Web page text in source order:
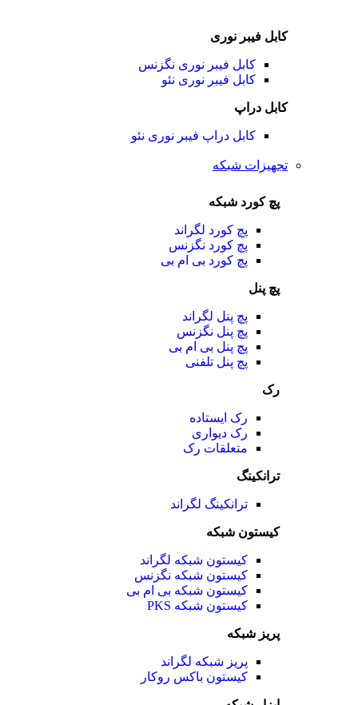
کابل فیبر نوری
کابل فیبر نوری نگزنس
کابل فیبر نوری نئو
کابل دراپ
کابل دراپ فیبر نوری نئو
تجهیزات شبکه
پچ کورد شبکه
پچ کورد لگراند
پچ کورد نگزنس
پچ کورد بی ام بی
پچ پنل
پچ پنل لگراند
پچ پنل نگزنس
پچ پنل بی ام بی
پچ پنل تلفنی
رک
رک ایستاده
رک دیواری
متعلقات رک
ترانکینگ
ترانکینگ لگراند
کیستون شبکه
کیستون شبکه لگراند
کیستون شبکه نگزنس
کیستون شبکه بی ام بی
کیستون شبکه PKS
پریز شبکه
پریز شبکه لگراند
کیستون باکس روکار